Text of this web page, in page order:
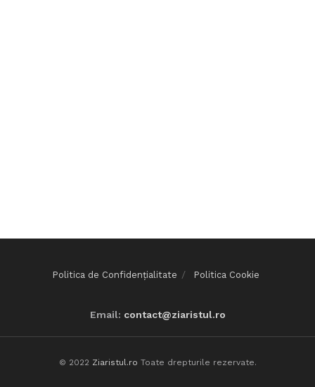
Politica de Confidențialitate Politica Cookie
Email: contact@ziaristul.ro
© 2022 Ziaristul.ro Toate drepturile rezervate.